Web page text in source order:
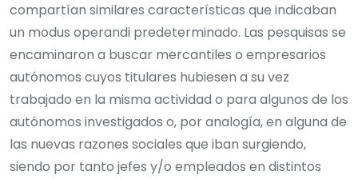
compartían similares características que indicaban
un modus operandi predeterminado. Las pesquisas se
encaminaron a buscar mercantiles o empresarios
autónomos cuyos titulares hubiesen a su vez
trabajado en la misma actividad o para algunos de los
autónomos investigados o, por analogía, en alguna de
las nuevas razones sociales que iban surgiendo,
siendo por tanto jefes y/o empleados en distintos